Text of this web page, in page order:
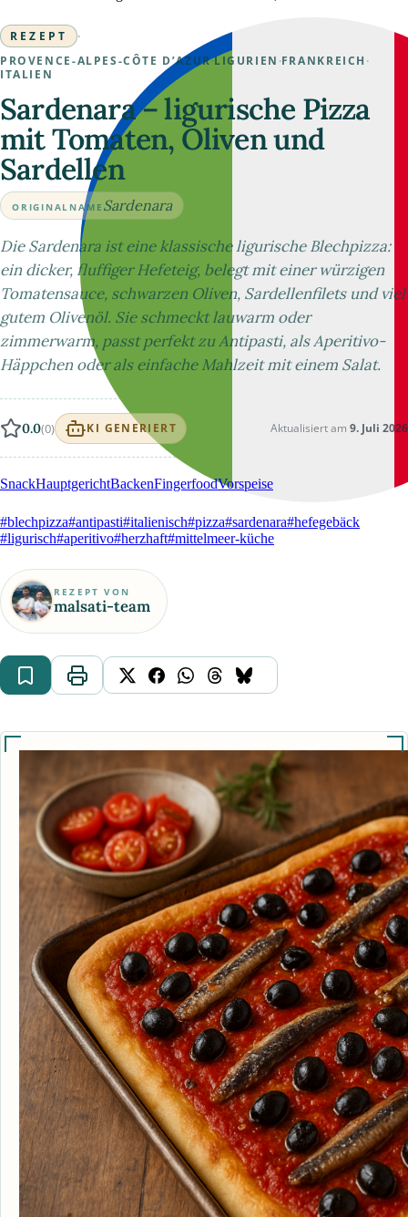
REZEPT
·
PROVENCE-ALPES-CÔTE D’AZUR·LIGURIEN ·FRANKREICH ·
ITALIEN
Sardenara – ligurische Pizza
mit Tomaten, Oliven und
Sardellen
ORIGINALNAME Sardenara
Die Sardenara ist eine klassische ligurische Blechpizza:
ein dicker, fluffiger Hefeteig, belegt mit einer würzigen
Tomatensauce, schwarzen Oliven, Sardellenfilets und viel
gutem Olivenöl. Sie schmeckt lauwarm oder
zimmerwarm, passt perfekt zu Antipasti, als Aperitivo-
Häppchen oder als einfache Mahlzeit mit einem Salat.
0.0(0) KI GENERIERT Aktualisiert am 9. Juli 2026
SnackHauptgerichtBackenFingerfoodVorspeise
#blechpizza#antipasti#italienisch#pizza#sardenara#hefegebäck
#ligurisch#aperitivo#herzhaft#mittelmeer-küche
REZEPT VON
malsati-team